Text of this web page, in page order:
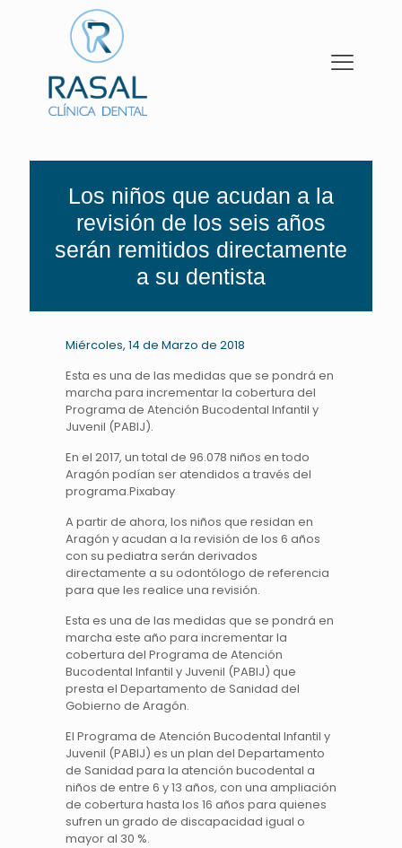
Los niños que acudan a la
revisión de los seis años
serán remitidos directamente
a su dentista
Miércoles, 14 de Marzo de 2018
Esta es una de las medidas que se pondrá en
marcha para incrementar la cobertura del
Programa de Atención Bucodental Infantil y
Juvenil (PABIJ).
En el 2017, un total de 96.078 niños en todo
Aragón podían ser atendidos a través del
programa.Pixabay
A partir de ahora, los niños que residan en
Aragón y acudan a la revisión de los 6 años
con su pediatra serán derivados
directamente a su odontólogo de referencia
para que les realice una revisión.
Esta es una de las medidas que se pondrá en
marcha este año para incrementar la
cobertura del Programa de Atención
Bucodental Infantil y Juvenil (PABIJ) que
presta el Departamento de Sanidad del
Gobierno de Aragón.
El Programa de Atención Bucodental Infantil y
Juvenil (PABIJ) es un plan del Departamento
de Sanidad para la atención bucodental a
niños de entre 6 y 13 años, con una ampliación
de cobertura hasta los 16 años para quienes
sufren un grado de discapacidad igual o
mayor al 30 %.